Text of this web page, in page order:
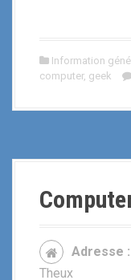
Information
computer, geek
Adresse :
Theux